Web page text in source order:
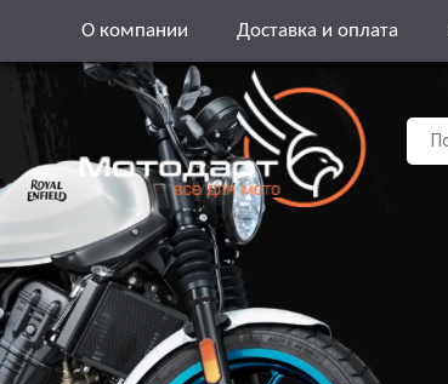
О компании Доставка и оплата